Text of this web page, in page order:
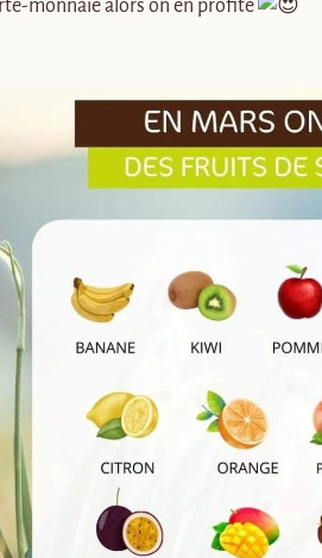
monnaie alors on en profite